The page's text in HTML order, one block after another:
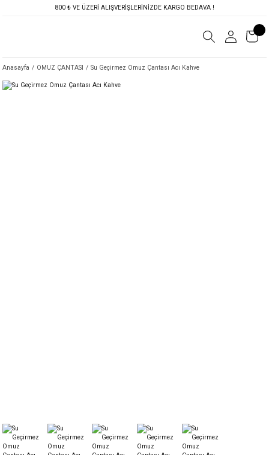
800 ₺ VE ÜZERİ ALIŞVERİŞLERİNİZDE KARGO BEDAVA !
Anasayfa OMUZ ÇANTASI Su Geçirmez Omuz Çantası Acı Kahve